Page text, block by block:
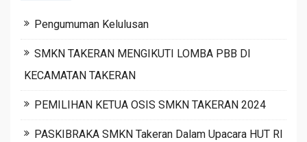
Pengumuman Kelulusan
SMKN TAKERAN MENGIKUTI LOMBA PBB DI
KECAMATAN TAKERAN
PEMILIHAN KETUA OSIS SMKN TAKERAN 2024
PASKIBRAKA SMKN Takeran Dalam Upacara HUT RI